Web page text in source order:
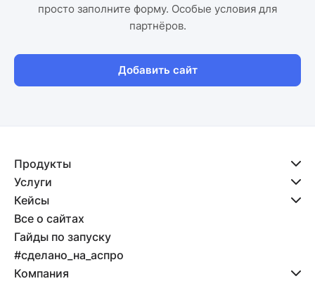
просто заполните форму. Особые условия для
партнёров.
Добавить сайт
Продукты
Услуги
Кейсы
Все о сайтах
Гайды по запуску
#сделано_на_аспро
Компания